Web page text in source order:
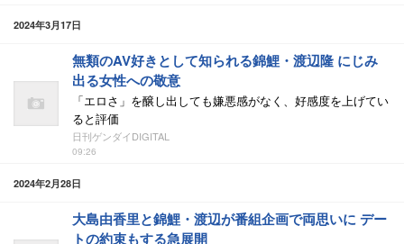
2024年3月17日
無類のAV好きとして知られる錦鯉・渡辺隆 にじみ
出る女性への敬意
「エロさ」を醸し出しても嫌悪感がなく、好感度を上げてい
ると評価
日刊ゲンダイDIGITAL
09:26
2024年2月28日
大島由香里と錦鯉・渡辺が番組企画で両思いに デー
トの約束もする急展開